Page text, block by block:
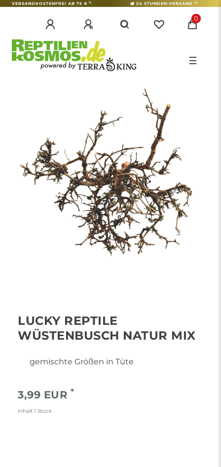
VERSANDKOSTENFREI AB 75 € 1) 24 STUNDEN-VERSAND 2)
0
☰
LUCKY REPTILE
WÜSTENBUSCH NATUR MIX
gemischte Größen in Tüte
3,99 EUR *
Inhalt 1 Stück